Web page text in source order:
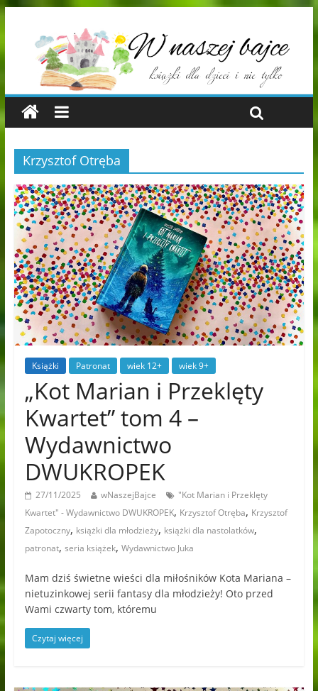
Krzysztof Otręba
Książki Patronat wiek 12+ wiek 9+
„Kot Marian i Przeklęty
Kwartet” tom 4 –
Wydawnictwo
DWUKROPEK
27/11/2025 wNaszejBajce
"Kot Marian i Przeklęty
Kwartet" - Wydawnictwo DWUKROPEK, Krzysztof Otręba, Krzysztof
Zapotoczny, książki dla młodzieży, książki dla nastolatków,
patronat, seria książek, Wydawnictwo Juka
Mam dziś świetne wieści dla miłośników Kota Mariana –
nietuzinkowej serii fantasy dla młodzieży! Oto przed
Wami czwarty tom, któremu
Czytaj więcej